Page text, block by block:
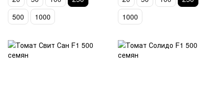
500
1000
1000